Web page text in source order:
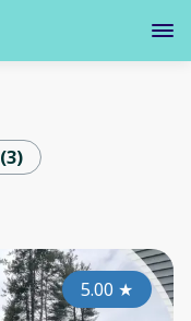
(3)
5.00 ★